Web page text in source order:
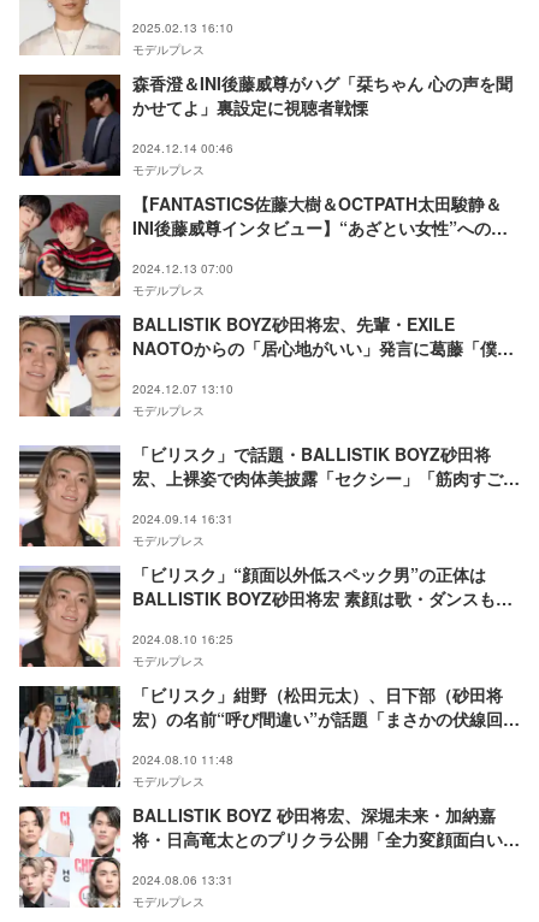
2025.02.13 16:10
モデルプレス
森香澄＆INI後藤威尊がハグ「栞ちゃん 心の声を聞
かせてよ」裏設定に視聴者戦慄
2024.12.14 00:46
モデルプレス
【FANTASTICS佐藤大樹＆OCTPATH太田駿静＆
INI後藤威尊インタビュー】“あざとい女性”への印
も飛び出す「初めて言ったかも」
2024.12.13 07:00
モデルプレス
BALLISTIK BOYZ砂田将宏、先輩・EXILE
NAOTOからの「居心地がいい」発言に葛藤「僕は
2024.12.07 13:10
モデルプレス
「ビリスク」で話題・BALLISTIK BOYZ砂田将
宏、上裸姿で肉体美披露「セクシー」「筋肉すご
2024.09.14 16:31
モデルプレス
「ビリスク」“顔面以外低スペック男”の正体は
BALLISTIK BOYZ砂田将宏 素顔は歌・ダンスもこ
2024.08.10 16:25
モデルプレス
「ビリスク」紺野（松田元太）、日下部（砂田将
宏）の名前“呼び間違い”が話題「まさかの伏線回
2024.08.10 11:48
モデルプレス
BALLISTIK BOYZ 砂田将宏、深堀未来・加納嘉
将・日高竜太とのプリクラ公開「全力変顔面白い」
2024.08.06 13:31
モデルプレス